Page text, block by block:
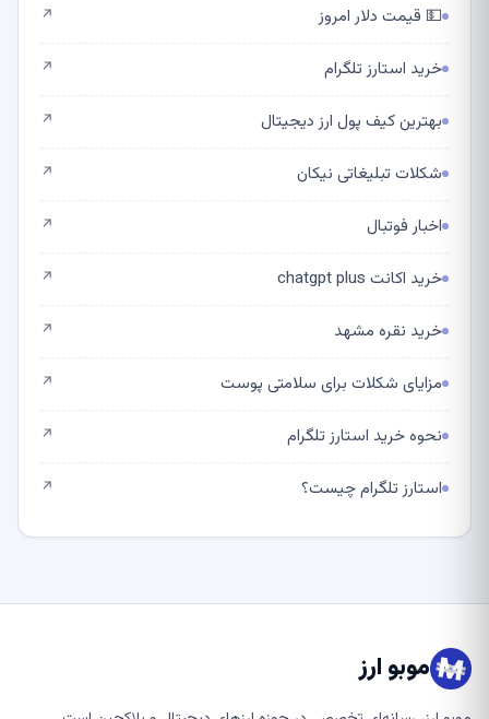
💵 قیمت دلار امروز ↗
خرید استارز تلگرام ↗
بهترین کیف پول ارز دیجیتال ↗
شکلات تبلیغاتی نیکان ↗
اخبار فوتبال ↗
خرید اکانت chatgpt plus ↗
خرید نقره مشهد ↗
مزایای شکلات برای سلامتی پوست ↗
نحوه خرید استارز تلگرام ↗
استارز تلگرام چیست؟ ↗
موبو ارز